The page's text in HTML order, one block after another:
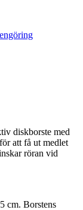
diskborste med
att få ut medlet
röran vid
cm. Borstens